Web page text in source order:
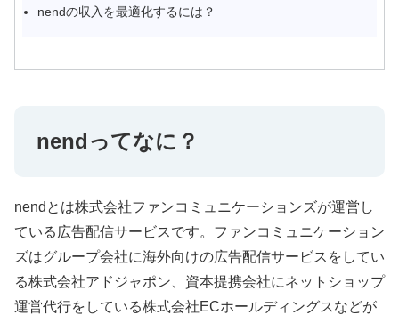
nendの収入を最適化するには？
nendってなに？
nendとは株式会社ファンコミュニケーションズが運営し
ている広告配信サービスです。ファンコミュニケーション
ズはグループ会社に海外向けの広告配信サービスをしてい
る株式会社アドジャポン、資本提携会社にネットショップ
運営代行をしている株式会社ECホールディングスなどが